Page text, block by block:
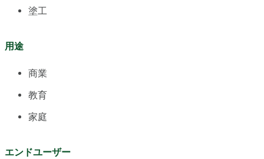
塗工
用途
商業
教育
家庭
エンドユーザー